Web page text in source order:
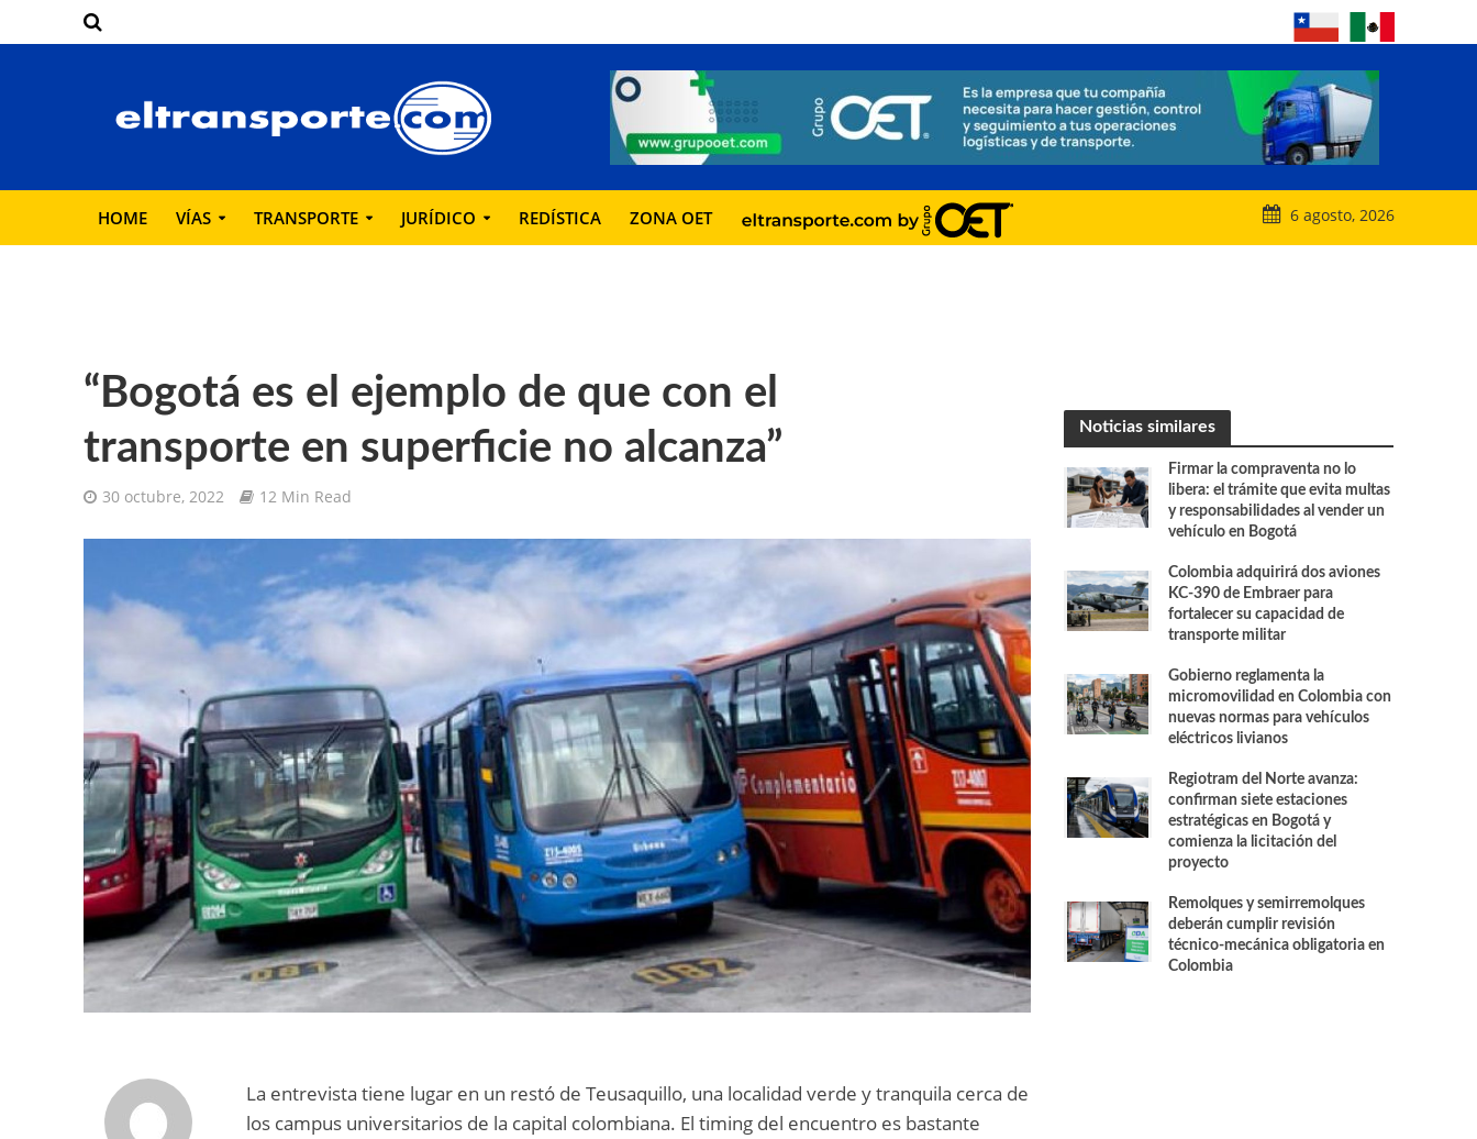
HOME VÍAS TRANSPORTE JURÍDICO REDÍSTICA ZONA OET 6 agosto, 2026
“Bogotá es el ejemplo de que con el
transporte en superficie no alcanza”
30 octubre, 2022 12 Min Read
La entrevista tiene lugar en un restó de Teusaquillo, una localidad verde y tranquila cerca de
los campus universitarios de la capital colombiana. El timing del encuentro es bastante
Noticias similares
Firmar la compraventa no lo
libera: el trámite que evita multas
y responsabilidades al vender un
vehículo en Bogotá
Colombia adquirirá dos aviones
KC-390 de Embraer para
fortalecer su capacidad de
transporte militar
Gobierno reglamenta la
micromovilidad en Colombia con
nuevas normas para vehículos
eléctricos livianos
Regiotram del Norte avanza:
confirman siete estaciones
estratégicas en Bogotá y
comienza la licitación del
proyecto
Remolques y semirremolques
deberán cumplir revisión
técnico-mecánica obligatoria en
Colombia